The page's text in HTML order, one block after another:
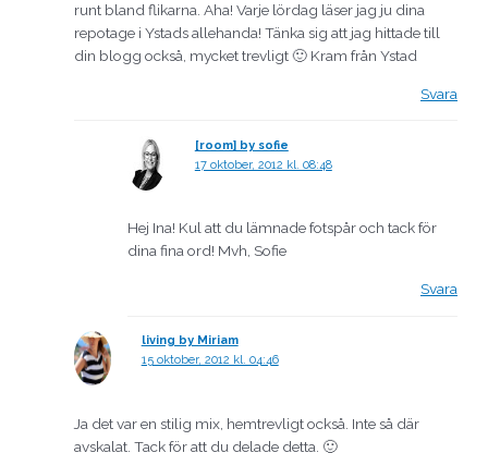
runt bland flikarna. Aha! Varje lördag läser jag ju dina
repotage i Ystads allehanda! Tänka sig att jag hittade till
din blogg också, mycket trevligt 🙂 Kram från Ystad
Svara
[room] by sofie
17 oktober, 2012 kl. 08:48
Hej Ina! Kul att du lämnade fotspår och tack för
dina fina ord! Mvh, Sofie
Svara
living by Miriam
15 oktober, 2012 kl. 04:46
Ja det var en stilig mix, hemtrevligt också. Inte så där
avskalat. Tack för att du delade detta. 🙂